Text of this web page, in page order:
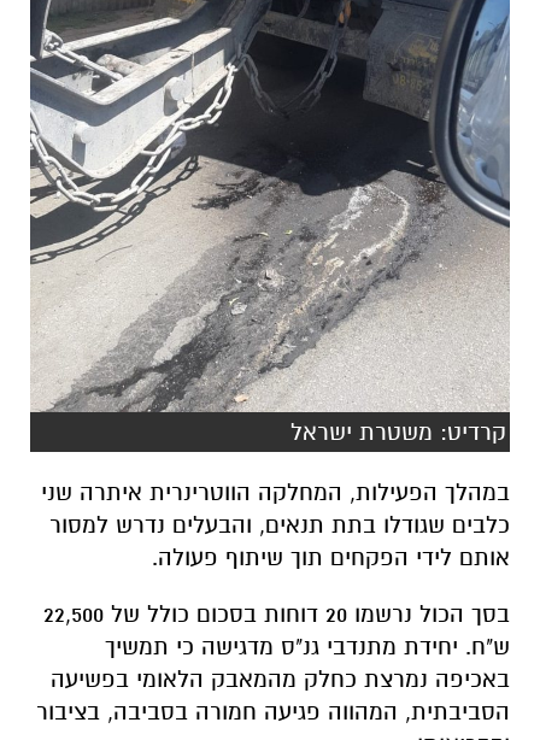
קרדיט: משטרת ישראל
במהלך הפעילות, המחלקה הווטרינרית איתרה שני
כלבים שגודלו בתת תנאים, והבעלים נדרש למסור
אותם לידי הפקחים תוך שיתוף פעולה.
בסך הכול נרשמו 20 דוחות בסכום כולל של 22,500
ש"ח. יחידת מתנדבי גנ"ס מדגישה כי תמשיך
באכיפה נמרצת כחלק מהמאבק הלאומי בפשיעה
הסביבתית, המהווה פגיעה חמורה בסביבה, בציבור